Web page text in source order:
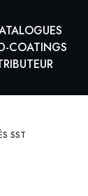
COATINGS
SST